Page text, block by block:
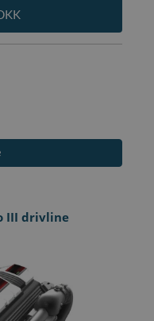
III drivline